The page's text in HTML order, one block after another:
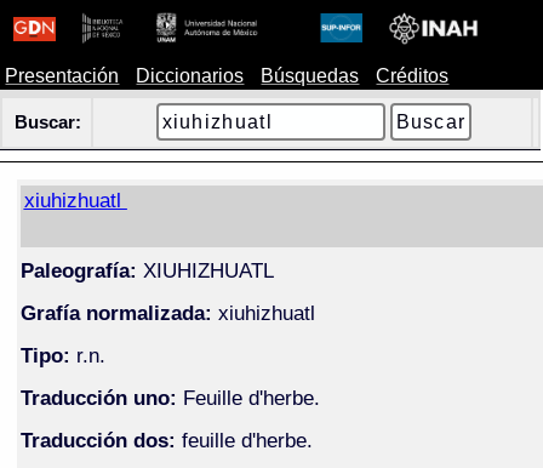
Presentación Diccionarios Búsquedas Créditos
Buscar:
xiuhizhuatl
Paleografía: XIUHIZHUATL
Grafía normalizada: xiuhizhuatl
Tipo: r.n.
Traducción uno: Feuille d'herbe.
Traducción dos: feuille d'herbe.